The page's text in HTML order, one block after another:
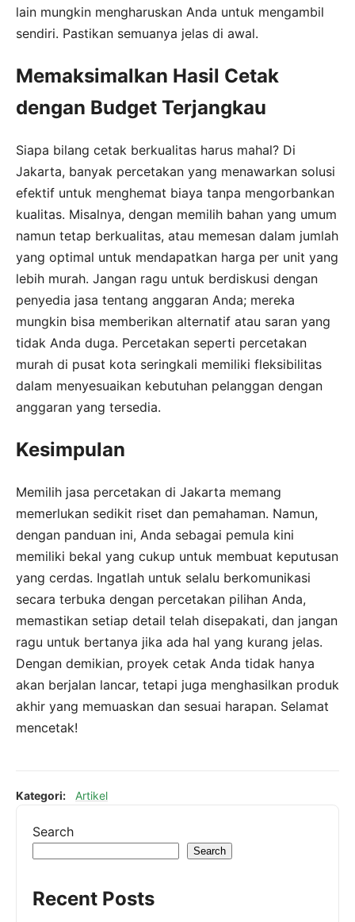
lain mungkin mengharuskan Anda untuk mengambil
sendiri. Pastikan semuanya jelas di awal.
Memaksimalkan Hasil Cetak
dengan Budget Terjangkau
Siapa bilang cetak berkualitas harus mahal? Di
Jakarta, banyak percetakan yang menawarkan solusi
efektif untuk menghemat biaya tanpa mengorbankan
kualitas. Misalnya, dengan memilih bahan yang umum
namun tetap berkualitas, atau memesan dalam jumlah
yang optimal untuk mendapatkan harga per unit yang
lebih murah. Jangan ragu untuk berdiskusi dengan
penyedia jasa tentang anggaran Anda; mereka
mungkin bisa memberikan alternatif atau saran yang
tidak Anda duga. Percetakan seperti percetakan
murah di pusat kota seringkali memiliki fleksibilitas
dalam menyesuaikan kebutuhan pelanggan dengan
anggaran yang tersedia.
Kesimpulan
Memilih jasa percetakan di Jakarta memang
memerlukan sedikit riset dan pemahaman. Namun,
dengan panduan ini, Anda sebagai pemula kini
memiliki bekal yang cukup untuk membuat keputusan
yang cerdas. Ingatlah untuk selalu berkomunikasi
secara terbuka dengan percetakan pilihan Anda,
memastikan setiap detail telah disepakati, dan jangan
ragu untuk bertanya jika ada hal yang kurang jelas.
Dengan demikian, proyek cetak Anda tidak hanya
akan berjalan lancar, tetapi juga menghasilkan produk
akhir yang memuaskan dan sesuai harapan. Selamat
mencetak!
Kategori: Artikel
Search
Search
Recent Posts